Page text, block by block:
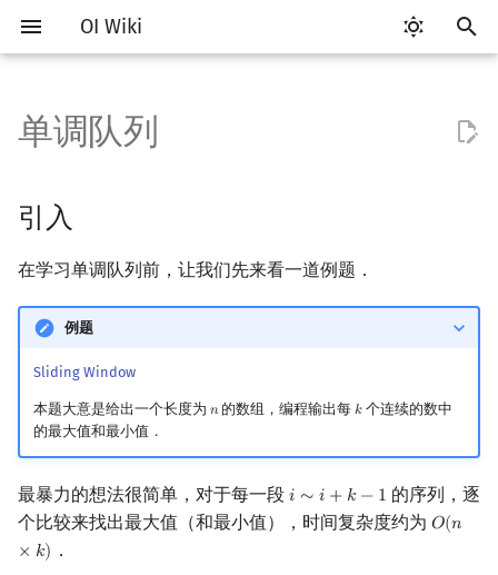
OI Wiki
入
始
搜
索
Getting Started
关于本项目
如何参与
OI Wiki 不是什么
格式手册
数学符号表
镜像站列表
比赛相关简介
赛事
题型
学习路线
学习资源
技巧
常见错误
常见技巧
工具软件简介
代码编辑工具
VS Code
Atom
Notepad++
Dev-C++
评测工具 Cena
CCR Plus
命令行
命令行编译与调试
编译器
Special Judge
Generator
Validator
Checker
语言基础简介
C++ 基础
变量
运算
高级数据类型
文件操作
C++ 标准库 STL 算法
bitset
pair
C++ 进阶
值类别
重载运算符
常量
Lambda 表达式
C++ 与其他常用语言的区别
Pascal 转 C++ 急救
Java 速成
算法基础简介
复杂度
枚举
模拟
递归 & 分治
贪心
冒泡排序
插入排序
基数排序
归并排序
前缀和 & 差分
搜索部分简介
DFS（搜索）
BFS（搜索）
双向搜索
启发式搜索
A*
IDA*
动态规划部分简介
动态规划基础
记忆化搜索
背包 DP
区间 DP
DAG 上的 DP
状压 DP
斜率优化
四边形不等式优化
WQS 二分
字符串部分简介
字符串基础
标准库
字符串匹配
字符串哈希
字典树 (Trie)
Boyer–Moore 算法
数学部分简介
布尔代数
数字系统 平衡三进制
格雷码
位操作
二进制集合操作
高精度计算
置换和排列
素数
最大公约数
筛法
裴蜀定理 & 一次不定方程
快速傅里叶变换
快速数论变换
Chirp Z 变换
多项式多点求值|快速插值
容斥原理
斐波那契数列
卡特兰数
贝尔数
内积和外积
矩阵
行列式
线性基
环论
域论
随机变量
随机变量的数字特征
零和游戏
非公平组合游戏
高斯消元
牛顿迭代法
并查集
并查集复杂度
堆简介
二叉堆
配对堆
左偏树
分块思想
块状数组
块状链表
树分块
Sqrt Tree
引入
定义
例题分析
解释
过程
线段树基础
线段树合并 & 分裂
李超线段树
猫树
区间最值操作 & 区间历史最
Kinetic Tournament Tree
二叉搜索树 & 平衡树
Treap
Splay 树
WBLT
替罪羊树
笛卡尔树
AVL 树
可持久化数据结构简介
可持久化线段树
可持久化块状数组
可持久化平衡树
可持久化字典树
可持久化可并堆
线段树套线段树
平衡树套线段树
线段树套平衡树
树状数组套权值线段树
分块套树状数组
Link Cut Tree
全局平衡二叉树
Euler Tour Tree
Top Tree
图论部分简介
图论相关概念
图的存储
DFS（图论）
BFS（图论）
树上问题
树的中心
树的重心
树链剖分
虚树
拓扑排序
k 短路
同余最短路
最小直径生成树
割点和桥
圆方树
最小割
费用流
Stoer–Wagner 算法
二分图最大权匹配
一般图最大匹配
稳定匹配
计算几何部分简介
二维计算几何基础
三维计算几何基础
距离
Pick 定理
三角剖分
扫描线
杂项简介
离散化
双指针
离线算法
整体二分
莫队算法
分数规划
随机化
爬山算法
模拟退火
有限状态自动机
RMQ
并查集应用
括号序列
线段树与离线询问
单调队列
引入
在学习单调队列前，让我们先来看一道例题．
例题
Sliding Window
本题大意是给出一个长度为 𝑛
n的数组，编程输出每𝑘
k个连续的数中
的最大值和最小值．
最暴力的想法很简单，对于每一段 𝑖 ∼ 𝑖 + 𝑘 − 1
i ∼i +k−1
的序列，逐
个比较来找出最大值（和最小值），时间复杂度约为 𝑂(𝑛
× 𝑘)
O(n×
．